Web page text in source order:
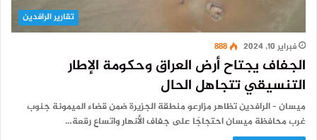
تقارير الرافدين
فبراير 10, 2024
888
الجفاف يجتاح أرض العراق وحكومة الإطار
التنسيقي تتجاهل الحال
ميسان – الرافدين تظاهر مزارعو منطقة الجزيرة ضمن قضاء الميمونة جنوب
غرب محافظة ميسان احتجاجًا على جفاف الأنهار واتساع رقعة…